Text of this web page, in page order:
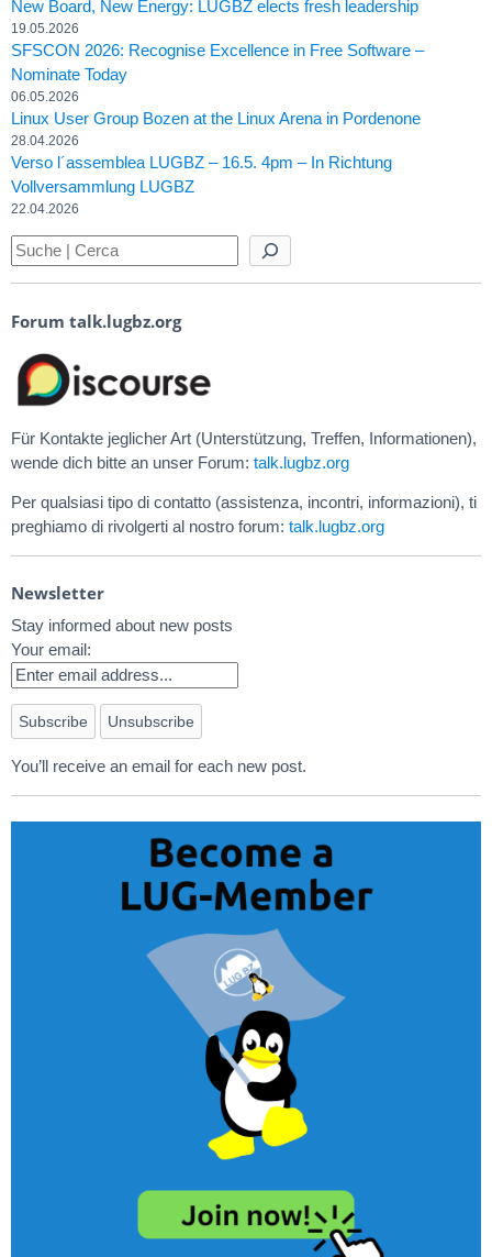
New Board, New Energy: LUGBZ elects fresh leadership
19.05.2026
SFSCON 2026: Recognise Excellence in Free Software –
Nominate Today
06.05.2026
Linux User Group Bozen at the Linux Arena in Pordenone
28.04.2026
Verso l´assemblea LUGBZ – 16.5. 4pm – In Richtung
Vollversammlung LUGBZ
22.04.2026
Forum talk.lugbz.org
Für Kontakte jeglicher Art (Unterstützung, Treffen, Informationen),
wende dich bitte an unser Forum: talk.lugbz.org
Per qualsiasi tipo di contatto (assistenza, incontri, informazioni), ti
preghiamo di rivolgerti al nostro forum: talk.lugbz.org
Newsletter
Stay informed about new posts
Your email:
You’ll receive an email for each new post.